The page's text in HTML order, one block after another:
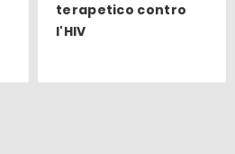
terapetico contro
l'HIV